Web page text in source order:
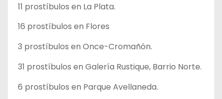
11 prostíbulos en La Plata.
16 prostíbulos en Flores
3 prostíbulos en Once-Cromañón.
31 prostíbulos en Galería Rustique, Barrio Norte.
6 prostíbulos en Parque Avellaneda.